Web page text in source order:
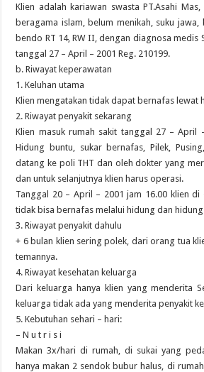
Klien adalah kariawan swasta PT.Asahi
beragama islam, belum menikah, suku
bendo RT 14, RW II, dengan diagnosa medis
tanggal 27 – April – 2001 Reg. 210199.
b. Riwayat keperawatan
1. Keluhan utama
Klien mengatakan tidak dapat bernafas lewat
2. Riwayat penyakit sekarang
Klien masuk rumah sakit tanggal 27 – April
Hidung buntu, sukar bernafas, Pilek,
datang ke poli THT dan oleh dokter yang
dan untuk selanjutnya klien harus operasi.
Tanggal 20 – April – 2001 jam 16.00 klien di
tidak bisa bernafas melalui hidung dan
3. Riwayat penyakit dahulu
+ 6 bulan klien sering polek, dari orang tua
temannya.
4. Riwayat kesehatan keluarga
Dari keluarga hanya klien yang menderita
keluarga tidak ada yang menderita penyakit
5. Kebutuhan sehari – hari:
– N u t r i s i
Makan 3x/hari di rumah, di sukai yang
hanya makan 2 sendok bubur halus, di